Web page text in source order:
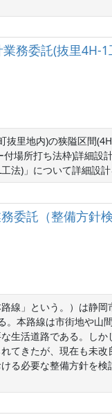
務委託(抜里4H-1
抜里地内)の狭隘区間
場所打ち法枠)詳細設
法)」について詳細設計
委託（整備方針検
路線」という。）は静
本路線は市街地や山
生活道路である。し
てきたが、現在も未
る必要な整備方針を